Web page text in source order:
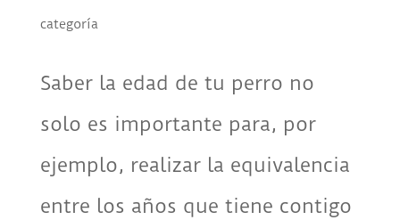
categoría
Saber la edad de tu perro no
solo es importante para, por
ejemplo, realizar la equivalencia
entre los años que tiene contigo